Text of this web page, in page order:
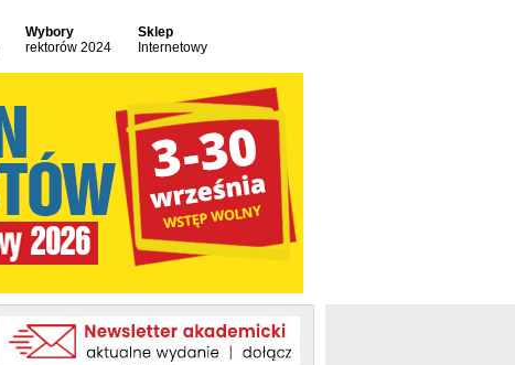
Wybory
rektorów 2024
Sklep
Internetowy